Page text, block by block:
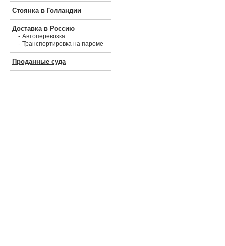
Стоянка в Голландии
Доставка в Россию
- Автоперевозка
- Транспортировка на пароме
Проданные суда